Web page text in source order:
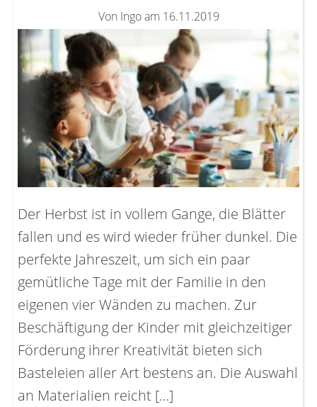
Von Ingo am 16.11.2019
Der Herbst ist in vollem Gange, die Blätter
fallen und es wird wieder früher dunkel. Die
perfekte Jahreszeit, um sich ein paar
gemütliche Tage mit der Familie in den
eigenen vier Wänden zu machen. Zur
Beschäftigung der Kinder mit gleichzeitiger
Förderung ihrer Kreativität bieten sich
Basteleien aller Art bestens an. Die Auswahl
an Materialien reicht […]